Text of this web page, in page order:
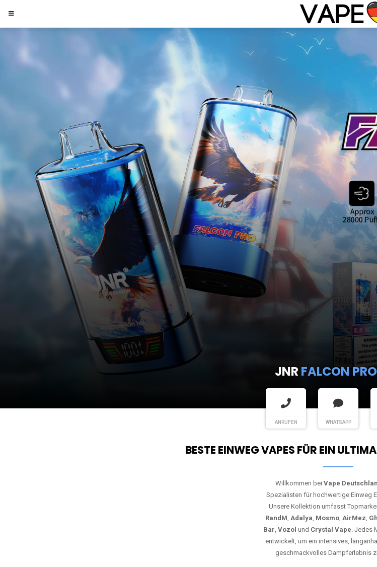
JNRSHISHA
ANRUFEN WHATSAPP
BESTE EINWEG VAPES FÜR EIN
Willkommen bei Vape
Spezialisten für hochwertige Einweg
Unsere Kollektion umfasst
RandM, Adalya, Mosmo, AirMez,
Bar, Vozol und Crystal Vape. Jedes
entwickelt, um ein intensives,
geschmackvolles Dampferlebnis